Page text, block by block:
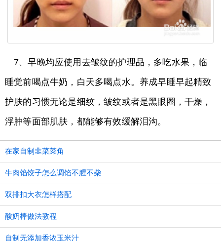
7、早晚均应使用去皱纹的护理品，多吃水果，临
睡觉前喝点牛奶，白天多喝点水。养成早睡早起精致
护肤的习惯无论是细纹，皱纹或者是黑眼圈，干燥，
浮肿等面部肌肤，都能够有效缓解泪沟。
在家自制韭菜菜角
牛肉馅饺子怎么调馅不腥不柴
双排扣大衣怎样搭配
酸奶棒做法教程
自制无添加香浓玉米汁